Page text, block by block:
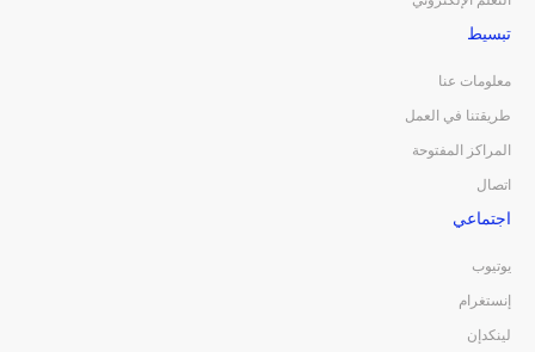
تبسيط
معلومات عنا
طريقتنا في العمل
المراكز المفتوحة
اتصال
اجتماعي
يوتيوب
إنستغرام
لينكدإن